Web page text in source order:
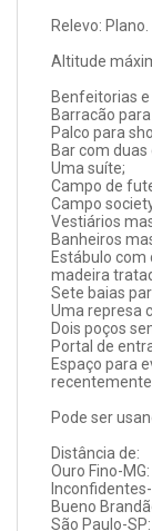
Relevo: Plano.
Altitude
Benfeitorias
Barracão
Palco para
Bar com duas
Uma suíte;
Campo de
Campo
Vestiários
Banheiros
Estábulo
madeira
Sete baias
Uma represa
Dois poços
Portal de
Espaço para
recentemente
Pode ser
Distância de:
Ouro Fino-
Bueno
São Paulo-